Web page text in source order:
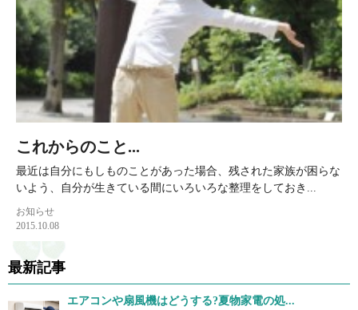
これからのこと...
最近は自分にもしものことがあった場合、残された家族が困らな
いよう、自分が生きている間にいろいろな整理をしておき...
お知らせ
2015.10.08
最新記事
エアコンや扇風機はどうする?夏物家電の処...